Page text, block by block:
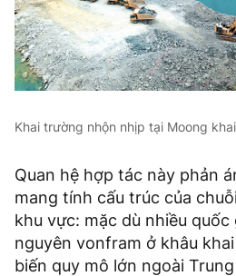
Khai trường nhộn nhịp tại Moong
Quan hệ hợp tác này phản
mang tính cấu trúc của
khu vực: mặc dù nhiều
nguyên vonfram ở khâu
biến quy mô lớn ngoài